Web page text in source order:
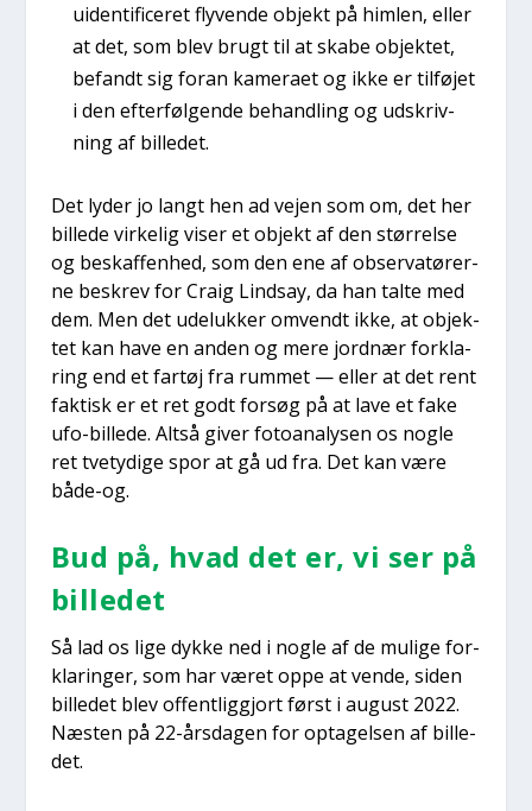
uiden­ti­fi­ce­ret fly­ven­de objekt på him­len, eller
at det, som blev brugt til at ska­be objek­tet,
befandt sig for­an kame­ra­et og ikke er til­fø­jet
i den efter­føl­gen­de behand­ling og udskriv­
ning af bil­le­det.
Det lyder jo langt hen ad vej­en som om, det her
bil­le­de vir­ke­lig viser et objekt af den stør­rel­se
og beskaf­fen­hed, som den ene af obser­va­tø­rer­
ne beskrev for Craig Lindsay, da han tal­te med
dem. Men det ude­luk­ker omvendt ikke, at objek­
tet kan have en anden og mere jord­nær for­kla­
ring end et far­tøj fra rum­met — eller at det rent
fak­tisk er et ret godt for­søg på at lave et fake
ufo-bil­le­de. Alt­så giver foto­a­na­ly­sen os nog­le
ret tve­ty­di­ge spor at gå ud fra. Det kan være
både-og.
Bud på, hvad det er, vi ser på
bil­le­det
Så lad os lige dyk­ke ned i nog­le af de muli­ge for­
kla­rin­ger, som har været oppe at ven­de, siden
bil­le­det blev offent­lig­gjort først i august 2022.
Næsten på 22-års­da­gen for opta­gel­sen af bil­le­
det.